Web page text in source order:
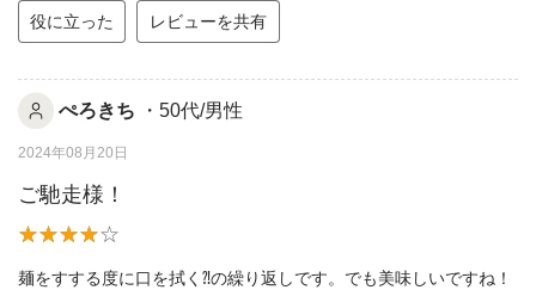
役に立った レビューを共有
ぺろきち ・50代/男性
2024年08月20日
ご馳走様！
麺をすする度に口を拭く⁈の繰り返しです。でも美味しいですね！